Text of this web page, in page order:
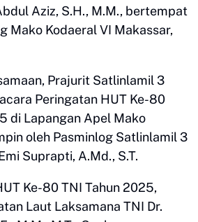
Aziz, S.H., M.M., bertempat
Mako Kodaeral VI Makassar,
Prajurit Satlinlamil 3
Peringatan HUT Ke-80
di Lapangan Apel Mako
oleh Pasminlog Satlinlamil 3
Suprapti, A.Md., S.T.
Ke-80 TNI Tahun 2025,
Laut Laksamana TNI Dr.